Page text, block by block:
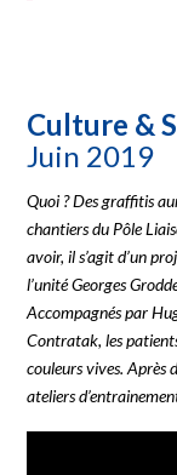
Culture &
Juin 2019
Quoi ? Des graffitis
chantiers du Pôle
avoir, il s’agit d’un
l’unité Georges
Accompagnés par
Contratak, les
couleurs vives. Après
ateliers